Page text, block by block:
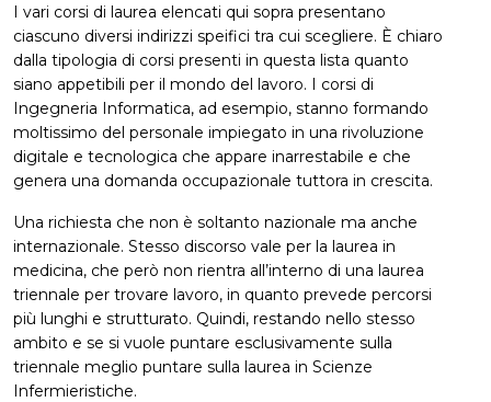
I vari corsi di laurea elencati qui sopra presentano
ciascuno diversi indirizzi speifici tra cui scegliere. È chiaro
dalla tipologia di corsi presenti in questa lista quanto
siano appetibili per il mondo del lavoro. I corsi di
Ingegneria Informatica, ad esempio, stanno formando
moltissimo del personale impiegato in una rivoluzione
digitale e tecnologica che appare inarrestabile e che
genera una domanda occupazionale tuttora in crescita.
Una richiesta che non è soltanto nazionale ma anche
internazionale. Stesso discorso vale per la laurea in
medicina, che però non rientra all’interno di una laurea
triennale per trovare lavoro, in quanto prevede percorsi
più lunghi e strutturato. Quindi, restando nello stesso
ambito e se si vuole puntare esclusivamente sulla
triennale meglio puntare sulla laurea in Scienze
Infermieristiche.